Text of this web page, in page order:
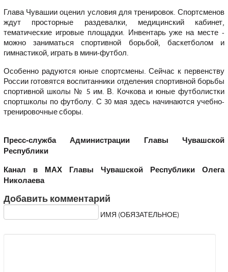
Глава Чувашии оценил условия для тренировок. Спортсменов
ждут просторные раздевалки, медицинский кабинет,
тематические игровые площадки. Инвентарь уже на месте -
можно заниматься спортивной борьбой, баскетболом и
гимнастикой, играть в мини-футбол.
Особенно радуются юные спортсмены. Сейчас к первенству
России готовятся воспитанники отделения спортивной борьбы
спортивной школы № 5 им. В. Кочкова и юные футболистки
спортшколы по футболу. С 30 мая здесь начинаются учебно-
тренировочные сборы.
Пресс-служба Администрации Главы Чувашской
Республики
Канал в МАХ Главы Чувашской Республики Олега
Николаева
Добавить комментарий
ИМЯ (ОБЯЗАТЕЛЬНОЕ)